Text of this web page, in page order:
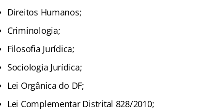
Direitos Humanos;
Criminologia;
Filosofia Jurídica;
Sociologia Jurídica;
Lei Orgânica do DF;
Lei Complementar Distrital 828/2010;